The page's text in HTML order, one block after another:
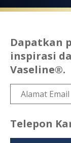
Dapatkan
inspirasi
Vaseline®.
Telepon